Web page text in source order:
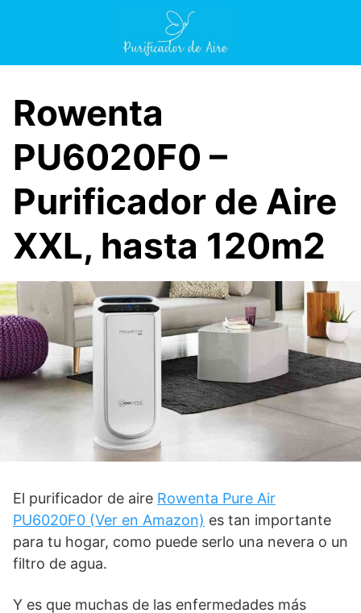
Rowenta
PU6020F0 –
Purificador de Aire
XXL, hasta 120m2
El purificador de aire Rowenta Pure Air
PU6020F0 (Ver en Amazon) es tan importante
para tu hogar, como puede serlo una nevera o un
filtro de agua.
Y es que muchas de las enfermedades más